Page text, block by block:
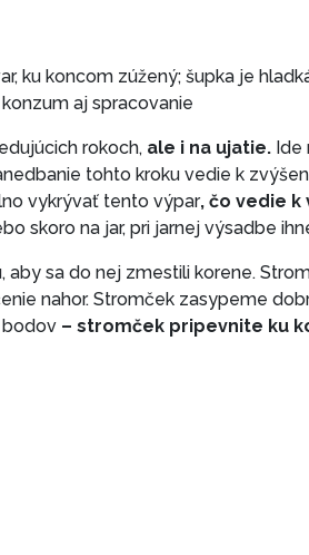
ku koncom zúžený; šupka je
aj spracovanie
rokoch, ale i na ujatie. Ide
tohto kroku vedie k
vykrývať tento výpar, čo vedie
skoro na jar, pri jarnej výsadbe
sa do nej zmestili korene.
nahor. Stromček zasypeme
bodov – stromček pripevnite ku